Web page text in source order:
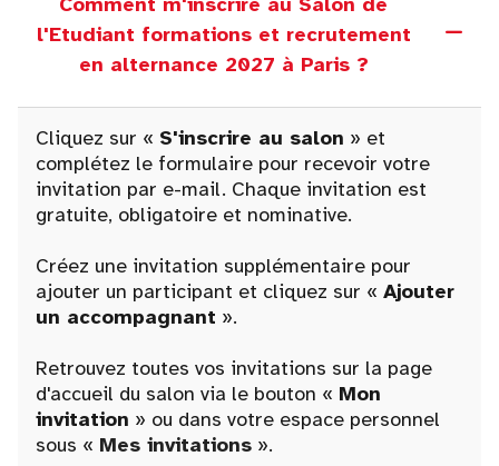
l'Etudiant formations et recrutement
en alternance 2027 à Paris ?
Cliquez sur « S'inscrire au salon » et
complétez le formulaire pour recevoir votre
invitation par e-mail. Chaque invitation est
gratuite, obligatoire et nominative.
Créez une invitation supplémentaire pour
ajouter un participant et cliquez sur « Ajouter
un accompagnant ».
Retrouvez toutes vos invitations sur la page
d'accueil du salon via le bouton « Mon
invitation » ou dans votre espace personnel
sous « Mes invitations ».